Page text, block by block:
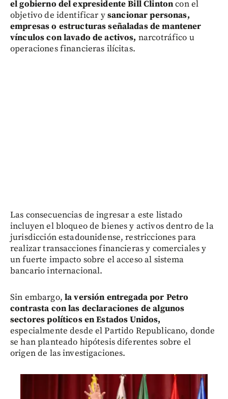
el gobierno del expresidente Bill Clintoncon el
objetivo de identificar ysancionar personas,
empresas o estructuras señaladas de mantener
vínculos con lavado de activos, narcotráfico u
operaciones financieras ilícitas.
Las consecuencias de ingresar a este listado
incluyen el bloqueo de bienes y activos dentro de la
jurisdicción estadounidense, restricciones para
realizar transacciones financieras y comerciales y
un fuerte impacto sobre el acceso al sistema
bancario internacional.
Sin embargo, la versión entregada por Petro
contrasta con las declaraciones de algunos
sectores políticos en Estados Unidos,
especialmente desde el Partido Republicano, donde
se han planteado hipótesis diferentes sobre el
origen de las investigaciones.